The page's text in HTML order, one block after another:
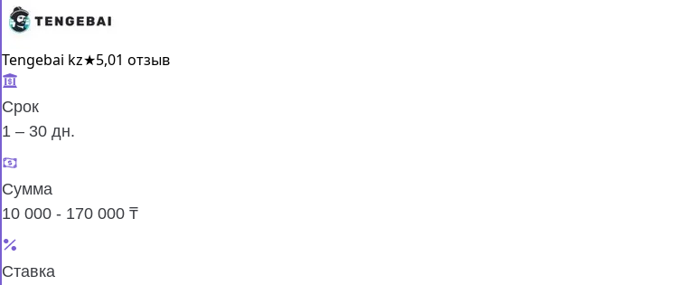
Tengebai kz★5,01 отзыв
Срок
1 – 30 дн.
Сумма
10 000 - 170 000 ₸
Ставка